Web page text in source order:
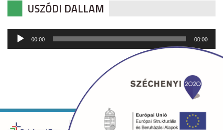
USZÓDI DALLAM
Audió
lejátszó
00:00 00:00
Copyright © 2026 uszod.hu Minden jog fenntartva. •